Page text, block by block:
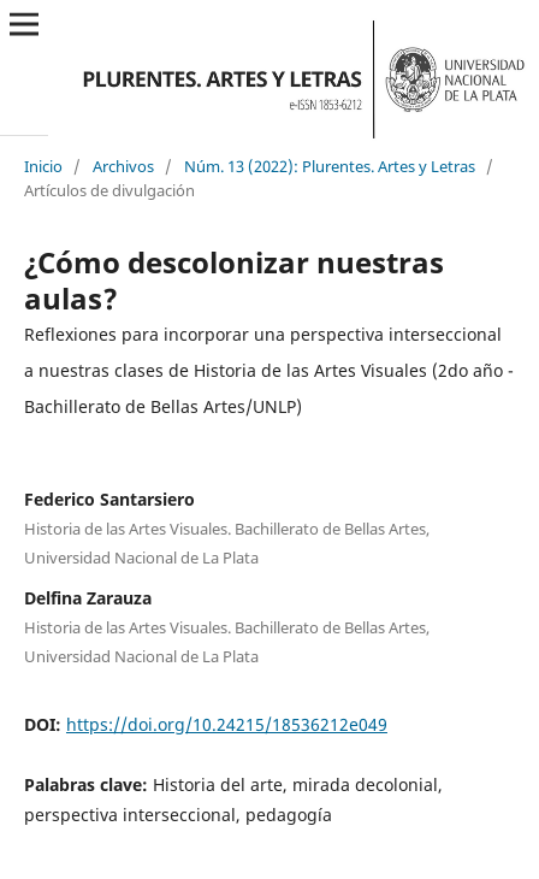
Inicio / Archivos / Núm. 13 (2022): Plurentes. Artes y Letras /
Artículos de divulgación
¿Cómo descolonizar nuestras
aulas?
Reflexiones para incorporar una perspectiva interseccional
a nuestras clases de Historia de las Artes Visuales (2do año -
Bachillerato de Bellas Artes/UNLP)
Federico Santarsiero
Historia de las Artes Visuales. Bachillerato de Bellas Artes,
Universidad Nacional de La Plata
Delfina Zarauza
Historia de las Artes Visuales. Bachillerato de Bellas Artes,
Universidad Nacional de La Plata
DOI: https://doi.org/10.24215/18536212e049
Palabras clave: Historia del arte, mirada decolonial,
perspectiva interseccional, pedagogía